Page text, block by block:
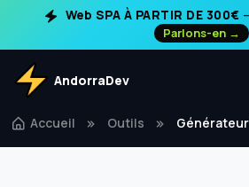
Web SPA À PARTIR DE 300€
Parlons-en →
AndorraDev
Accueil Outils